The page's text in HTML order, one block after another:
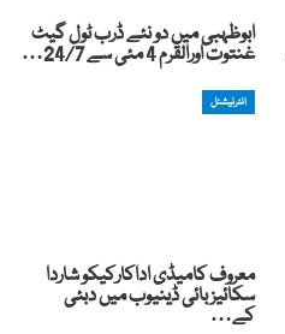
ابوظہبی میں دو نئے ڈرب ٹول گیٹ
غنتوت اورالقرم 4 مئی سے 24/7…
انٹرنیشنل
معروف کامیڈی اداکارکیکو شاردا
سکائیز بائی ڈینیوب میں دبئی
کے…